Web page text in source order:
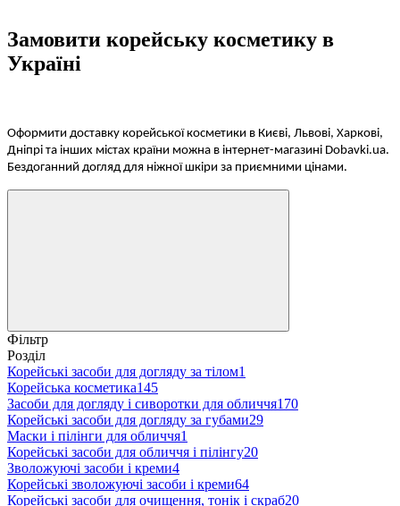
Замовити корейську косметику в
Україні
Оформити доставку корейської косметики в Києві, Львові, Харкові,
Дніпрі та інших містах країни можна в інтернет-магазині Dobavki.ua.
Бездоганний догляд для ніжної шкіри за приємними цінами.
Фільтр
Розділ
Корейські засоби для догляду за тілом1
Корейська косметика145
Засоби для догляду і сиворотки для обличчя170
Корейські засоби для догляду за губами29
Маски і пілінги для обличчя1
Корейські засоби для обличчя і пілінгу20
Зволожуючі засоби і креми4
Корейські зволожуючі засоби і креми64
Корейські засоби для очищення, тонік і скраб20